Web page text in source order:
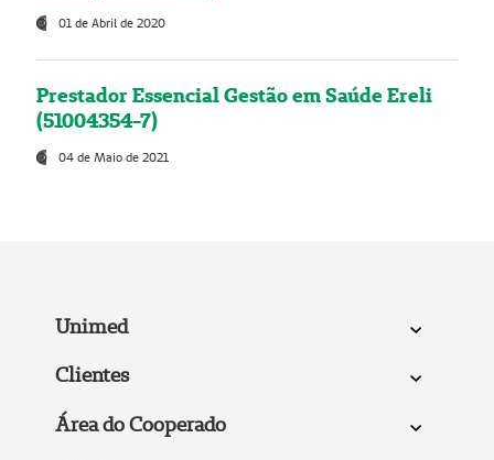
01 de Abril de 2020
Prestador Essencial Gestão em Saúde Ereli
(51004354-7)
04 de Maio de 2021
Unimed
Clientes
Área do Cooperado